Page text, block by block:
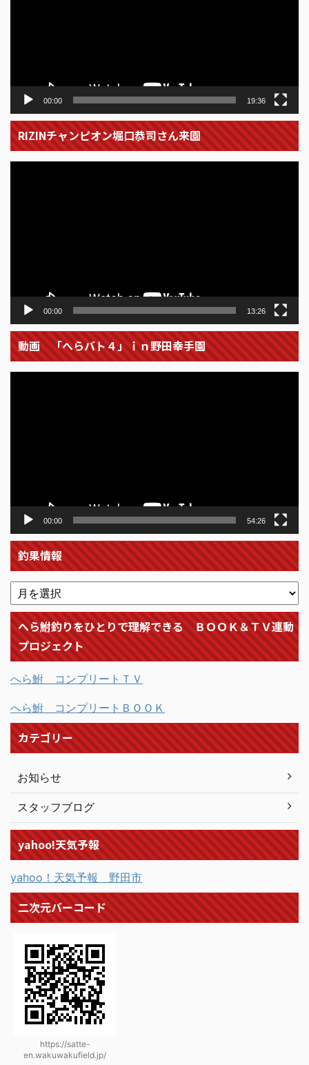
00:00 19:36
RIZINチャンピオン堀口恭司さん来園
00:00 13:26
動画 「へらバト４」ｉｎ野田幸手園
00:00 54:26
釣果情報
へら鮒釣りをひとりで理解できる ＢＯＯＫ＆ＴＶ連動
プロジェクト
へら鮒 コンプリートＴＶ
へら鮒 コンプリートＢＯＯＫ
カテゴリー
お知らせ
スタッフブログ
yahoo!天気予報
yahoo！天気予報 野田市
二次元バーコード
https://satte-
en.wakuwakufield.jp/